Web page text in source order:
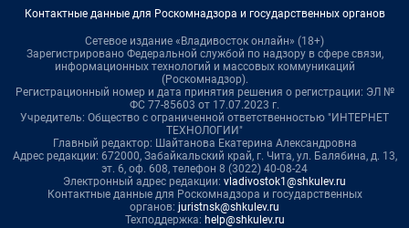
Контактные данные для Роскомнадзора и государственных органов
Сетевое издание «Владивосток онлайн» (18+)
Зарегистрировано Федеральной службой по надзору в сфере связи,
информационных технологий и массовых коммуникаций
(Роскомнадзор).
Регистрационный номер и дата принятия решения о регистрации: ЭЛ №
ФС 77-85603 от 17.07.2023 г.
Учредитель: Общество с ограниченной ответственностью "ИНТЕРНЕТ
ТЕХНОЛОГИИ"
Главный редактор: Шайтанова Екатерина Александровна
Адрес редакции: 672000, Забайкальский край, г. Чита, ул. Балябина, д. 13,
эт. 6, оф. 608, телефон 8 (3022) 40-08-24
Электронный адрес редакции: vladivostok1@shkulev.ru
Контактные данные для Роскомнадзора и государственных
органов: juristnsk@shkulev.ru
Техподдержка: help@shkulev.ru